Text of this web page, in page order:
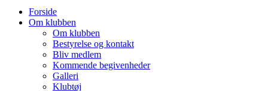
Forside
Om klubben
Om klubben
Bestyrelse og kontakt
Bliv medlem
Kommende begivenheder
Galleri
Klubtøj